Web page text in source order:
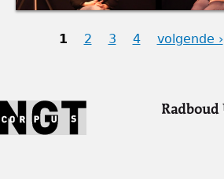
1 2 3 4 volgende ›